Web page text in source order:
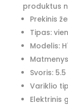
produktus
Prekinis
Tipas:
Modelis:
Svoris:
Variklio
Elektrinis